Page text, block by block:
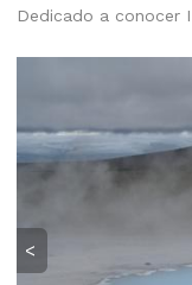
Dedicado a conocer
<